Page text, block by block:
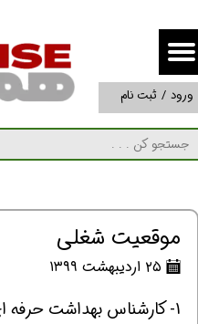
ورود / ثبت نام
حساب کاربری من
تغییر گذر واژه
سفارشات
موقعیت شغلی
۲۵ اردیبهشت ۱۳۹۹
1- کارشناس بهداشت حرفه